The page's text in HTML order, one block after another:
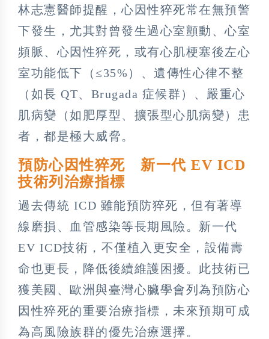
林志憲醫師提醒，心因性猝死常在無預警
下發生，尤其對曾發生過心室顫動、心室
頻脈、心因性猝死，或有心肌梗塞後左心
室功能低下（≤35%）、遺傳性心律不整
（如長 QT、Brugada 症候群）、嚴重心
肌病變（如肥厚型、擴張型心肌病變）患
者，都是極大威脅。
預防心因性猝死 新一代 EV ICD
技術列治療指標
過去傳統 ICD 雖能預防猝死，但有著導
線磨損、血管感染等長期風險。新一代
EV ICD技術，不僅植入更安全，設備壽
命也更長，降低後續維護困擾。此技術已
獲美國、歐洲與臺灣心臟學會列為預防心
因性猝死的重要治療指標，未來預期可成
為高風險族群的優先治療選擇。